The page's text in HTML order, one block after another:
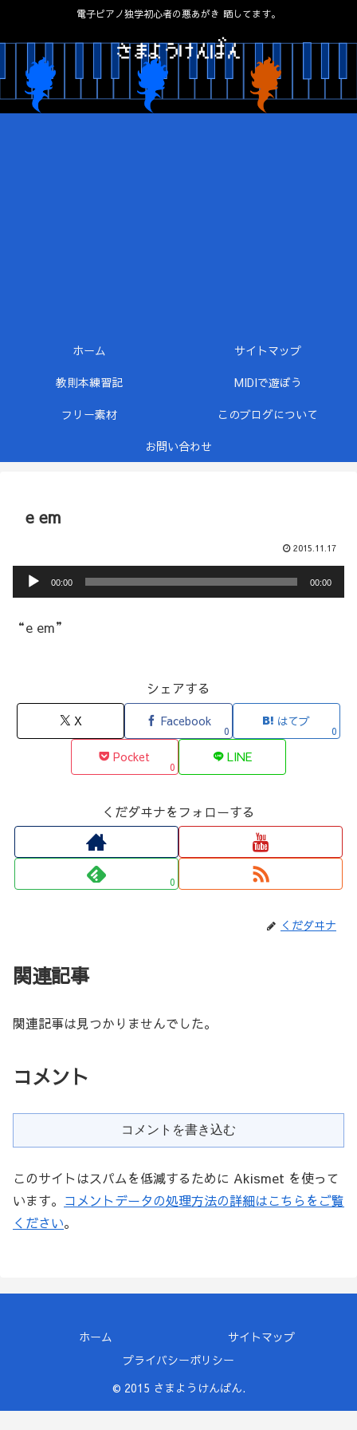
電子ピアノ独学初心者の悪あがき 晒してます。
ホーム
サイトマップ
教則本練習記
MIDIで遊ぼう
フリー素材
このブログについて
お問い合わせ
e em
2015.11.17
声
プ
ー
00:00 00:00
“e em”
シェアする
X Facebook
0
はてブ
0
Pocket
0
LINE
くだダヰナをフォローする
0
くだダヰナ
関連記事
関連記事は見つかりませんでした。
コメント
コメントを書き込む
このサイトはスパムを低減するために Akismet を使って
います。 コメントデータの処理方法の詳細はこちらをご覧
ください。
ホーム
サイトマップ
プライバシーポリシー
© 2015 さまようけんばん.